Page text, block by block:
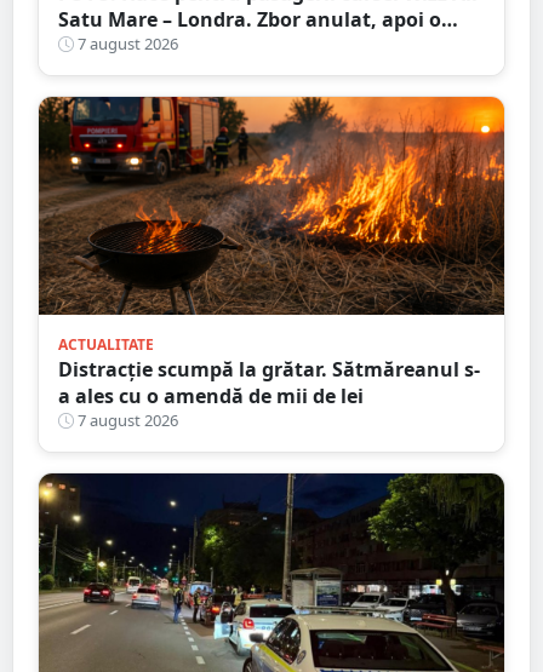
Satu Mare – Londra. Zbor anulat, apoi o
nouă întârziere. Fără explicații clare
7 august 2026
ACTUALITATE
Distracție scumpă la grătar. Sătmăreanul s-
a ales cu o amendă de mii de lei
7 august 2026